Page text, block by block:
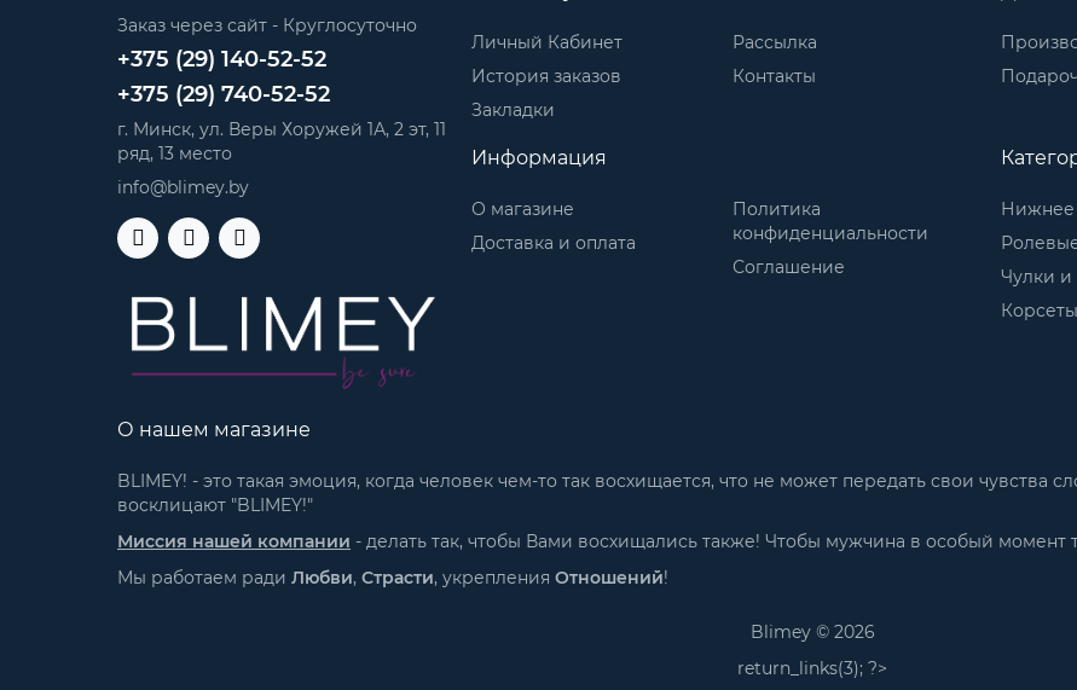
Заказ через сайт - Круглосуточно
+375 (29) 140-52-52
+375 (29) 740-52-52
г. Минск, ул. Веры Хоружей 1А, 2 эт, 11
ряд, 13 место
info@blimey.by
Личный Кабинет
История заказов
Закладки
Рассылка
Контакты
Информация
О магазине
Доставка и оплата
Политика
конфиденциальности
Соглашение
Нижнее
Чулки и
Корсеты
О нашем магазине
BLIMEY! - это такая эмоция, когда человек чем-то так восхищается, что не может передать свои
восклицают "BLIMEY!"
Миссия нашей компании - делать так, чтобы Вами восхищались также! Чтобы мужчина в особый момент
Мы работаем ради Любви, Страсти, укрепления Отношений!
Blimey © 2026
return_links(3); ?>